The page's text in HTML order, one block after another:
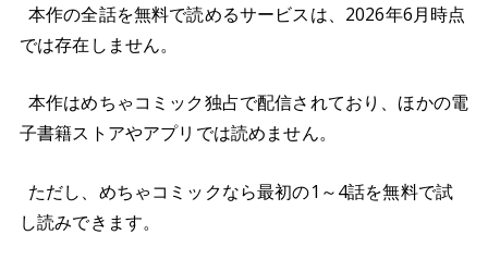
本作の全話を無料で読めるサービスは、2026年6月時点
では存在しません。
本作はめちゃコミック独占で配信されており、ほかの電
子書籍ストアやアプリでは読めません。
ただし、めちゃコミックなら最初の1～4話を無料で試
し読みできます。